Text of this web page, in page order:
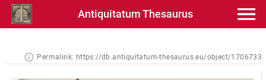
Antiquitatum Thesaurus
Permalink: https://db.antiquitatum-thesaurus.eu/object/1706733